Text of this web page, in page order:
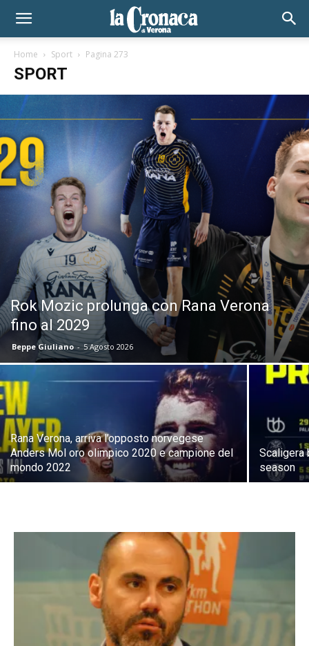
Home Sport Pagina 273
SPORT
Rok Mozic prolunga con Rana Verona
fino al 2029
Beppe Giuliano - 5 Agosto 2026
Rana Verona, arriva l’opposto norvegese
Anders Mol oro olimpico 2020 e campione del
mondo 2022
Scaligera
season